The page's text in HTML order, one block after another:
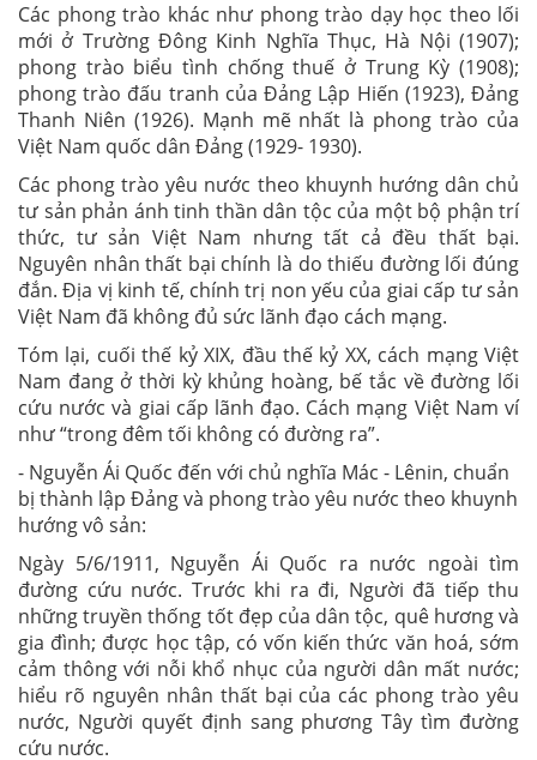
Các phong trào khác như phong trào dạy học theo lối
mới ở Trường Đông Kinh Nghĩa Thục, Hà Nội (1907);
phong trào biểu tình chống thuế ở Trung Kỳ (1908);
phong trào đấu tranh của Đảng Lập Hiến (1923), Đảng
Thanh Niên (1926). Mạnh mẽ nhất là phong trào của
Việt Nam quốc dân Đảng (1929- 1930).
Các phong trào yêu nước theo khuynh hướng dân chủ
tư sản phản ánh tinh thần dân tộc của một bộ phận trí
thức, tư sản Việt Nam nhưng tất cả đều thất bại.
Nguyên nhân thất bại chính là do thiếu đường lối đúng
đắn. Địa vị kinh tế, chính trị non yếu của giai cấp tư sản
Việt Nam đã không đủ sức lãnh đạo cách mạng.
Tóm lại, cuối thế kỷ XIX, đầu thế kỷ XX, cách mạng Việt
Nam đang ở thời kỳ khủng hoàng, bế tắc về đường lối
cứu nước và giai cấp lãnh đạo. Cách mạng Việt Nam ví
như “trong đêm tối không có đường ra”.
- Nguyễn Ái Quốc đến với chủ nghĩa Mác - Lênin, chuẩn
bị thành lập Đảng và phong trào yêu nước theo khuynh
hướng vô sản:
Ngày 5/6/1911, Nguyễn Ái Quốc ra nước ngoài tìm
đường cứu nước. Trước khi ra đi, Người đã tiếp thu
những truyền thống tốt đẹp của dân tộc, quê hương và
gia đình; được học tập, có vốn kiến thức văn hoá, sớm
cảm thông với nỗi khổ nhục của người dân mất nước;
hiểu rõ nguyên nhân thất bại của các phong trào yêu
nước, Người quyết định sang phương Tây tìm đường
cứu nước.